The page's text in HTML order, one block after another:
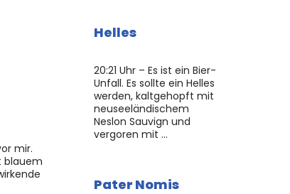
mir.
blauem
Helles
20:21 Uhr – Es ist ein Bier-
Unfall. Es sollte ein Helles
werden, kaltgehopft mit
neuseeländischem
Neslon Sauvign und
vergoren mit …
Pater Nomis